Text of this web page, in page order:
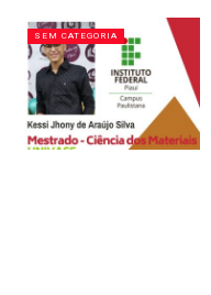
SEM CATEGORIA